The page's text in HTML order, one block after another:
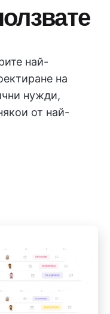
най-
на
нужди,
от най-